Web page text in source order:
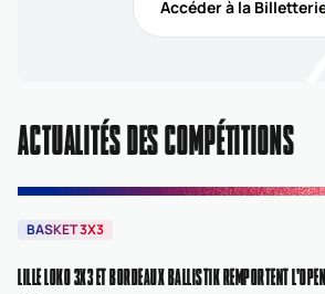
Accéder à la
ACTUALITÉS DES COMPÉTITIONS
BASKET 3X3
LILLE LOKO 3X3 ET BORDEAUX BALLISTIK REMPORTENT